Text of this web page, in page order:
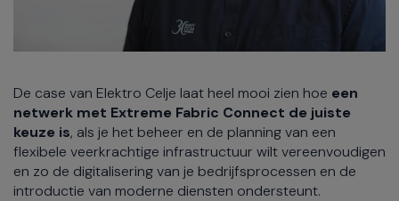
De case van Elektro Celje laat heel mooi zien hoe een
netwerk met Extreme Fabric Connect de juiste
keuze is, als je het beheer en de planning van een
flexibele veerkrachtige infrastructuur wilt vereenvoudigen
en zo de digitalisering van je bedrijfsprocessen en de
introductie van moderne diensten ondersteunt.